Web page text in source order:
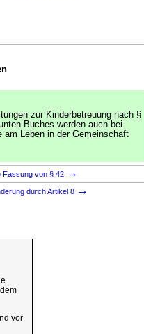
zur Kinderbetreuung nach §
Buches werden auch bei
am Leben in der Gemeinschaft
Fassung von § 42 →
durch Artikel 8 →
vor